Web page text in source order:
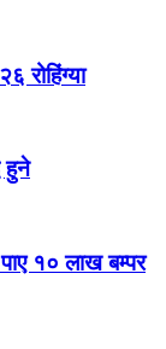
रोहिंग्या
हुने
१० लाख बम्पर